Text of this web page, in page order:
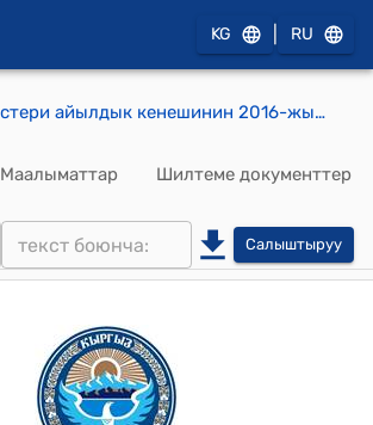
KG RU
Бостери айылдык кенешинин 2016-жылдын 4-февралындагы № 1.4 "Айылдык кеңештин токтомдорун мамлекеттик тилде жүргүзүү жөнүндө" токтому
Маалыматтар Шилтеме документтер
Салыштыруу